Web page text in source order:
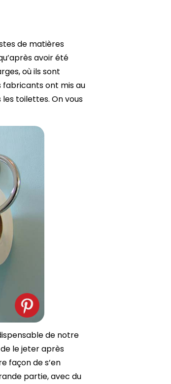
de matières
avoir été
où ils sont
fabricants ont mis au
toilettes. On vous
de notre
le jeter après
façon de s’en
partie, avec du